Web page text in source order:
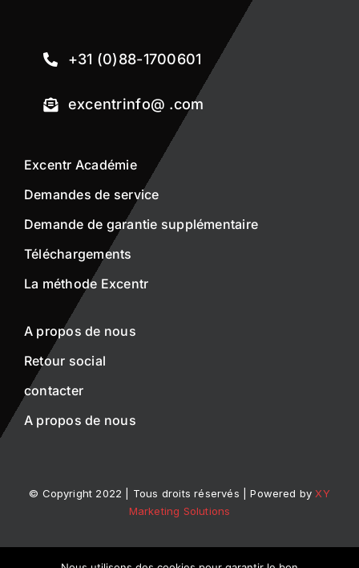
+31 (0)88-1700601
excentrinfo@ .com
Excentr Académie
Demandes de service
Demande de garantie supplémentaire
Téléchargements
La méthode Excentr
A propos de nous
Retour social
contacter
A propos de nous
© Copyright 2022 | Tous droits réservés | Powered by XY
Marketing Solutions